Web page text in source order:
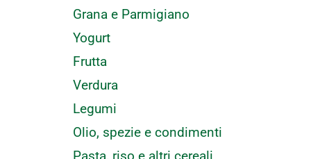
Grana e Parmigiano
Yogurt
Frutta
Verdura
Legumi
Olio, spezie e condimenti